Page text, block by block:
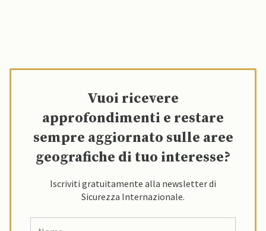
Vuoi ricevere
approfondimenti e restare
sempre aggiornato sulle aree
geografiche di tuo interesse?
Iscriviti gratuitamente alla newsletter di
Sicurezza Internazionale.